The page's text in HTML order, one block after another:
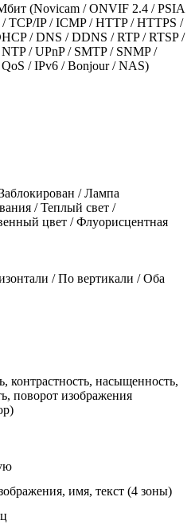
(Novicam / ONVIF 2.4 / PSIA
TCP/IP / ICMP / HTTP / HTTPS /
/ DNS / DDNS / RTP / RTSP /
/ UPnP / SMTP / SNMP /
/ IPv6 / Bonjour / NAS)
/ Лампа
/ Теплый свет /
цвет / Флуорисцентная
/ По вертикали / Оба
контрастность, насыщенность,
поворот изображения
имя, текст (4 зоны)